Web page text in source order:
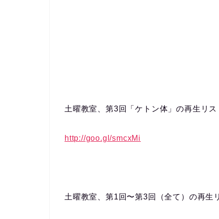
土曜教室、第3回「ケトン体」の再生リス
http://goo.gl/smcxMi
土曜教室、第1回〜第3回（全て）の再生